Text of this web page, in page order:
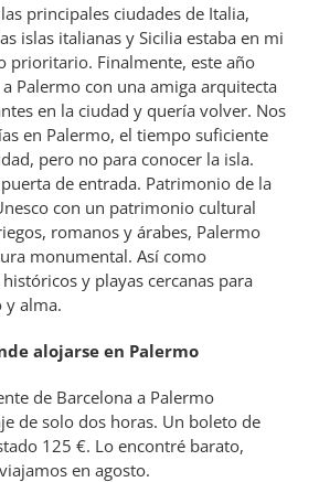
principales ciudades de Italia,
islas italianas y Sicilia estaba en mi
prioritario. Finalmente, este año
Palermo con una amiga arquitecta
en la ciudad y quería volver. Nos
en Palermo, el tiempo suficiente
pero no para conocer la isla.
de entrada. Patrimonio de la
con un patrimonio cultural
romanos y árabes, Palermo
monumental. Así como
y playas cercanas para
y alma.
alojarse en Palermo
de Barcelona a Palermo
de solo dos horas. Un boleto de
125 €. Lo encontré barato,
en agosto.